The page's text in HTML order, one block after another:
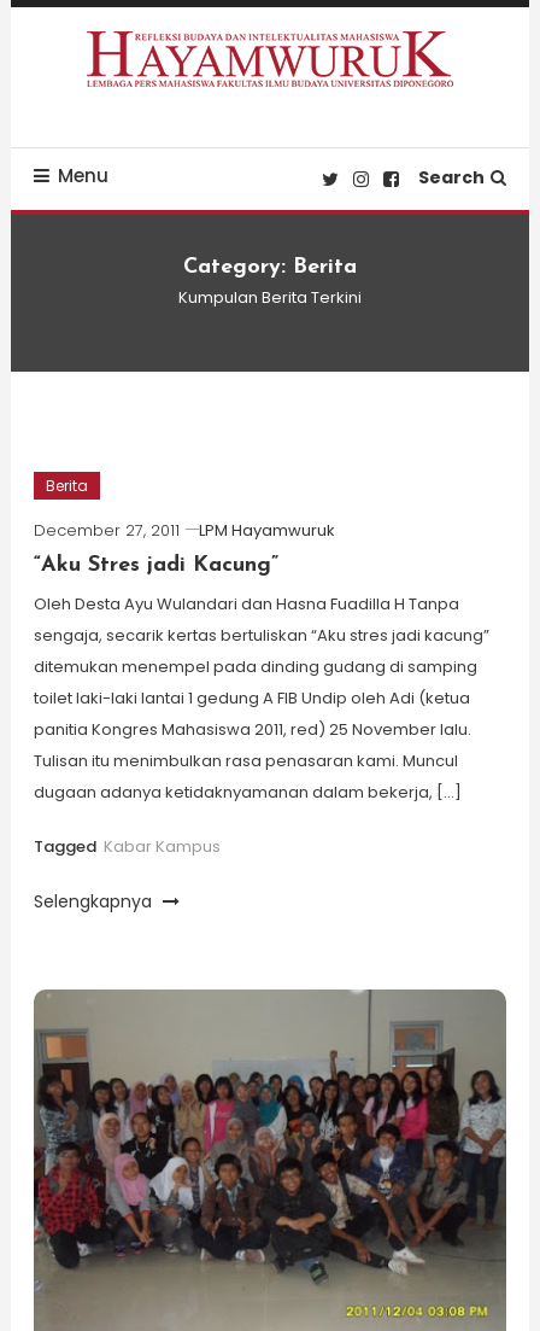
Skip
Menu Search
Category: Berita
Kumpulan Berita Terkini
Berita
December 27, 2011
LPM Hayamwuruk
“Aku Stres jadi Kacung”
Oleh Desta Ayu Wulandari dan Hasna Fuadilla H Tanpa
sengaja, secarik kertas bertuliskan “Aku stres jadi kacung”
ditemukan menempel pada dinding gudang di samping
toilet laki-laki lantai 1 gedung A FIB Undip oleh Adi (ketua
panitia Kongres Mahasiswa 2011, red) 25 November lalu.
Tulisan itu menimbulkan rasa penasaran kami. Muncul
dugaan adanya ketidaknyamanan dalam bekerja, […]
Tagged Kabar Kampus
Selengkapnya